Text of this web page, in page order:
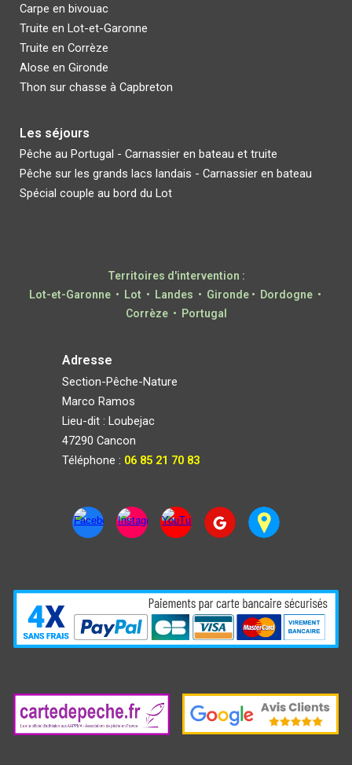
Carpe en bivouac
Truite en Lot-et-Garonne
Truite en Corrèze
Alose en Gironde
Thon sur chasse à Capbreton
Les séjours
Pêche au Portugal - Carnassier en bateau et truite
Pêche sur les grands lacs landais - Carnassier en bateau
Spécial couple au bord du Lot
Territoires d'intervention :
Lot-et-Garonne • Lot • Landes • Gironde • Dordogne •
Corrèze • Portugal
Adresse
Section-Pêche-Nature
Marco Ramos
Lieu-dit : Loubejac
47290 Cancon
Téléphone : 06 85 21 70 83